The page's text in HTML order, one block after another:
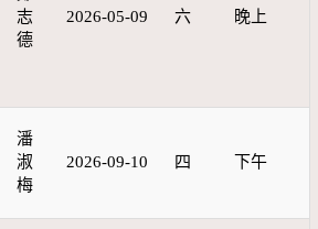
志
德
2026-05-09 六 晚上
潘
淑
梅
2026-09-10 四 下午